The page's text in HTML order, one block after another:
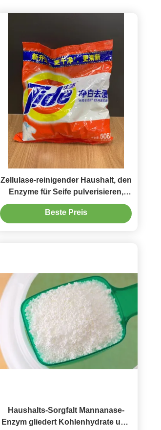
Zellulase-reinigender Haushalt, den
Enzyme für Seife pulverisieren,
kleidet helleres und saubereres
Beste Preis
Haushalts-Sorgfalt Mannanase-
Enzym gliedert Kohlenhydrate und